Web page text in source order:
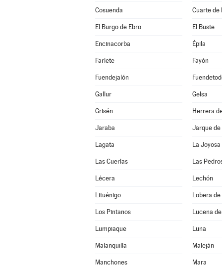
Cosuenda Cuarte de
El Burgo de Ebro El Buste
Encinacorba Épila
Farlete Fayón
Fuendejalón
Gallur Gelsa
Grisén Herrera
Jaraba Jarque de
Lagata La Joyosa
Las Cuerlas Las
Lécera Lechón
Lituénigo Lobera de
Los Pintanos Lucena
Lumpiaque Luna
Malanquilla Maleján
Manchones Mara